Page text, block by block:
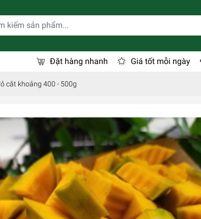
Đặt hàng nhanh Giá tốt mỗi ngày
cắt khoảng 400 - 500g